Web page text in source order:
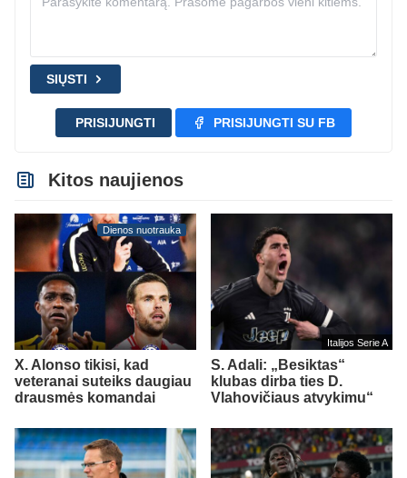
SIŲSTI
PRISIJUNGTI PRISIJUNGTI SU FB
Kitos naujienos
Dienos nuotrauka
X. Alonso tikisi, kad
veteranai suteiks daugiau
drausmės komandai
Italijos Serie A
S. Adali: „Besiktas“
klubas dirba ties D.
Vlahovičiaus atvykimu“